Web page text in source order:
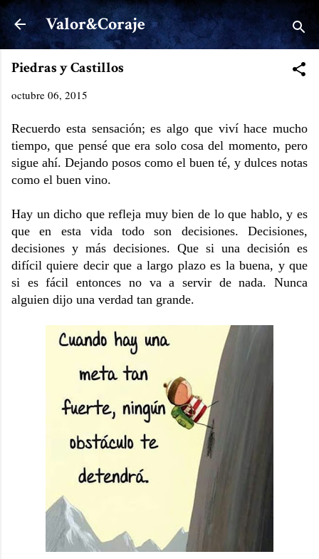
Ir al contenido principal
Valor&Coraje
Piedras y Castillos
octubre 06, 2015
Recuerdo esta sensación; es algo que viví hace mucho
tiempo, que pensé que era solo cosa del momento, pero
sigue ahí. Dejando posos como el buen té, y dulces notas
como el buen vino.
Hay un dicho que refleja muy bien de lo que hablo, y es
que en esta vida todo son decisiones. Decisiones,
decisiones y más decisiones. Que si una decisión es
difícil quiere decir que a largo plazo es la buena, y que
si es fácil entonces no va a servir de nada. Nunca
alguien dijo una verdad tan grande.